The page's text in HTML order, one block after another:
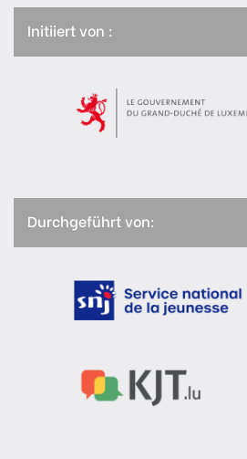
Initiiert von :
Durchgeführt von: